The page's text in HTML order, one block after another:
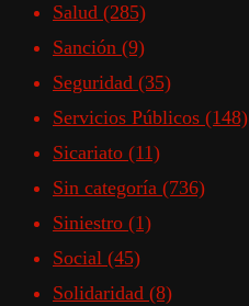
Salud (285)
Sanción (9)
Seguridad (35)
Servicios Públicos (148)
Sicariato (11)
Sin categoría (736)
Siniestro (1)
Social (45)
Solidaridad (8)